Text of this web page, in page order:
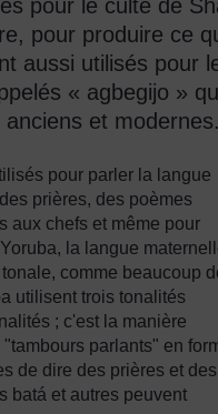
pour le culte de
pour produire ce
aussi utilisés pour
« agbegijo »
et modernes.
pour parler la langue
prières, des poèmes
aux chefs et même pour
la langue
comme beaucoup
utilisent trois tonalités
; c'est la manière
parlants" en
de dire des prières et des
batá et autres peuvent